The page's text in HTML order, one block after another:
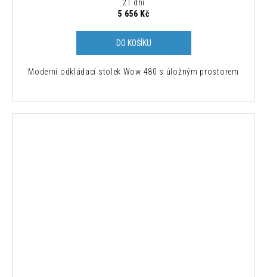
21 dní
5 656 Kč
DO KOŠÍKU
Moderní odkládací stolek Wow 480 s úložným prostorem